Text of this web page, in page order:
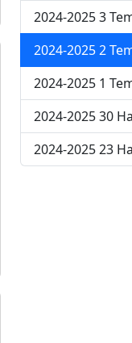
2024-2025 3
2024-2025 2
2024-2025 1
2024-2025 30
2024-2025 23